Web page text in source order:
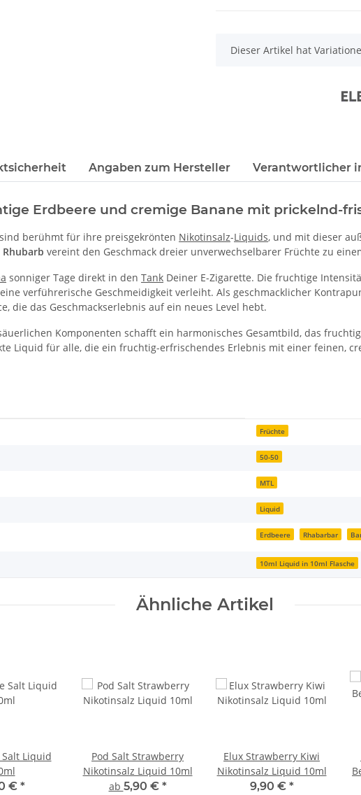
x
Dieser Artikel hat
Angaben zum Hersteller Verantwortlicher
Erdbeere und cremige Banane mit prickelnd-
sind berühmt für ihre preisgekrönten Nikotinsalz-Liquids, und mit dieser
vereint den Geschmack dreier unverwechselbarer Früchte zu
sonniger Tage direkt in den Tank Deiner E-Zigarette. Die fruchtige
eine verführerische Geschmeidigkeit verleiht. Als geschmacklicher
die das Geschmackserlebnis auf ein neues Level hebt.
Komponenten schafft ein harmonisches Gesamtbild, das
Liquid für alle, die ein fruchtig-erfrischendes Erlebnis mit einer feinen,
Früchte
50-50
MTL
Liquid
Erdbeere Rhabarbar
10ml Liquid in 10ml Flasche
Ähnliche Artikel
Salt Liquid
€ *
Pod Salt Strawberry
Nikotinsalz Liquid 10ml
ab 5,90 € *
Elux Strawberry Kiwi
Nikotinsalz Liquid 10ml
9,90 € *